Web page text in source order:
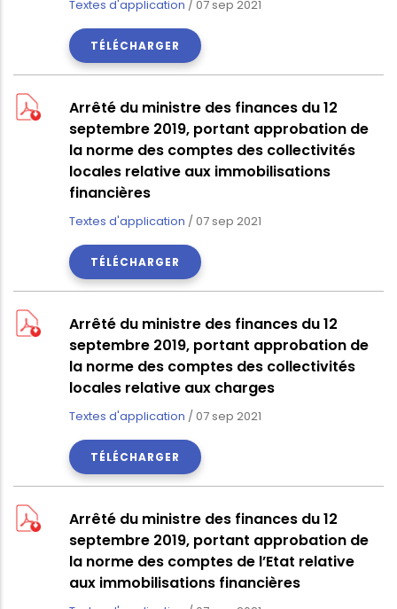
Textes d'application / 07 sep 2021
TÉLÉCHARGER
Arrêté du ministre des finances du 12
septembre 2019, portant approbation de
la norme des comptes des collectivités
locales relative aux immobilisations
financières
Textes d'application / 07 sep 2021
TÉLÉCHARGER
Arrêté du ministre des finances du 12
septembre 2019, portant approbation de
la norme des comptes des collectivités
locales relative aux charges
Textes d'application / 07 sep 2021
TÉLÉCHARGER
Arrêté du ministre des finances du 12
septembre 2019, portant approbation de
la norme des comptes de l’Etat relative
aux immobilisations financières